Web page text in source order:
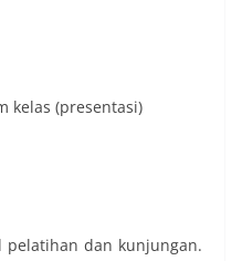
kelas (presentasi)
pelatihan dan kunjungan.